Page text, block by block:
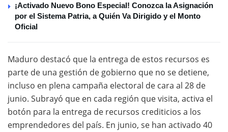
¡Activado Nuevo Bono Especial! Conozca la Asignación
por el Sistema Patria, a Quién Va Dirigido y el Monto
Oficial
Maduro destacó que la entrega de estos recursos es
parte de una gestión de gobierno que no se detiene,
incluso en plena campaña electoral de cara al 28 de
junio. Subrayó que en cada región que visita, activa el
botón para la entrega de recursos crediticios a los
emprendedores del país. En junio, se han activado 40